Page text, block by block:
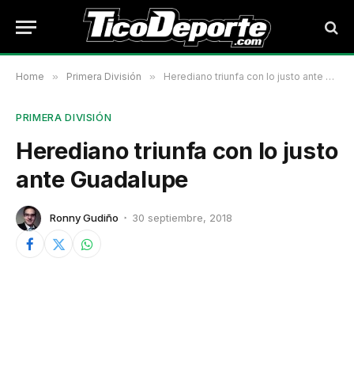
Home » Primera División » Herediano triunfa con lo justo ante Guadalupe
PRIMERA DIVISIÓN
Herediano triunfa con lo justo
ante Guadalupe
Ronny Gudiño 30 septiembre, 2018